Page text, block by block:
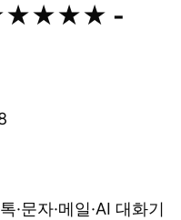
★★★★★ -
문자·메일·AI 대화기